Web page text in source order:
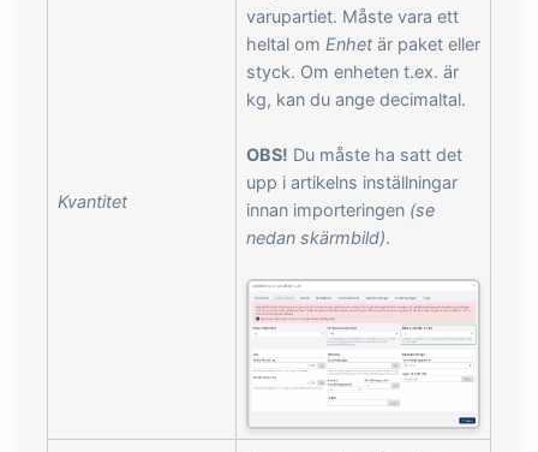
Kvantitet
varupartiet. Måste vara ett
heltal om Enhet är paket eller
styck. Om enheten t.ex. är
kg, kan du ange decimaltal.
OBS! Du måste ha satt det
upp i artikelns inställningar
innan importeringen (se
nedan skärmbild).